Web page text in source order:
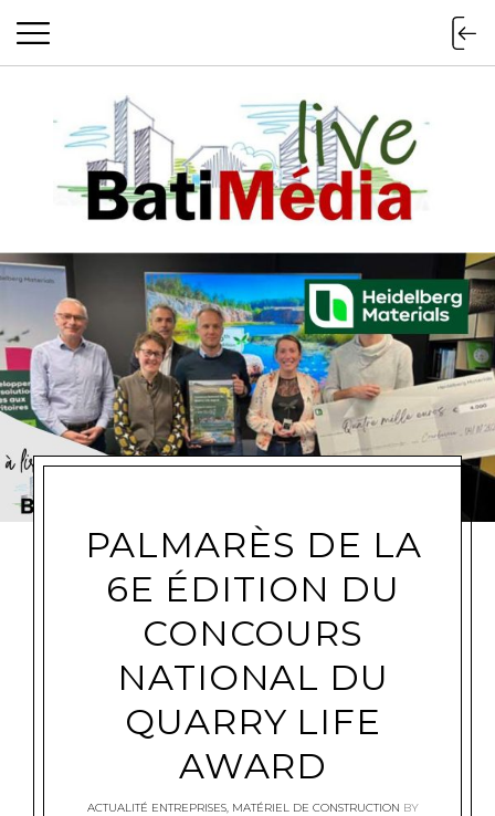
Batimedialive
PALMARÈS DE LA
6E ÉDITION DU
CONCOURS
NATIONAL DU
QUARRY LIFE
AWARD
ACTUALITÉ ENTREPRISES, MATÉRIEL DE CONSTRUCTION BY